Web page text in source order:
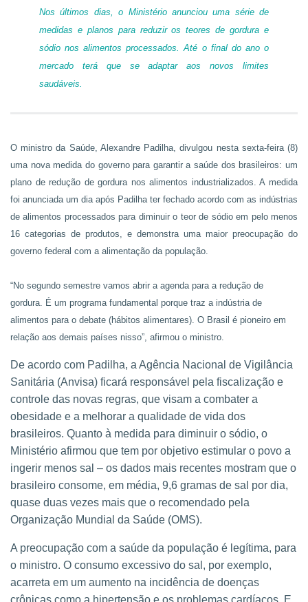
Nos últimos dias, o Ministério anunciou uma série de
medidas e planos para reduzir os teores de gordura e
sódio nos alimentos processados. Até o final do ano o
mercado terá que se adaptar aos novos limites
saudáveis.
O ministro da Saúde, Alexandre Padilha, divulgou nesta sexta-feira (8)
uma nova medida do governo para garantir a saúde dos brasileiros: um
plano de redução de gordura nos alimentos industrializados. A medida
foi anunciada um dia após Padilha ter fechado acordo com as indústrias
de alimentos processados para diminuir o teor de sódio em pelo menos
16 categorias de produtos, e demonstra uma maior preocupação do
governo federal com a alimentação da população.
“No segundo semestre vamos abrir a agenda para a redução de
gordura. É um programa fundamental porque traz a indústria de
alimentos para o debate (hábitos alimentares). O Brasil é pioneiro em
relação aos demais países nisso”, afirmou o ministro.
De acordo com Padilha, a Agência Nacional de Vigilância
Sanitária (Anvisa) ficará responsável pela fiscalização e
controle das novas regras, que visam a combater a
obesidade e a melhorar a qualidade de vida dos
brasileiros. Quanto à medida para diminuir o sódio, o
Ministério afirmou que tem por objetivo estimular o povo a
ingerir menos sal – os dados mais recentes mostram que o
brasileiro consome, em média, 9,6 gramas de sal por dia,
quase duas vezes mais que o recomendado pela
Organização Mundial da Saúde (OMS).
A preocupação com a saúde da população é legítima, para
o ministro. O consumo excessivo do sal, por exemplo,
acarreta em um aumento na incidência de doenças
crônicas como a hipertensão e os problemas cardíacos. E